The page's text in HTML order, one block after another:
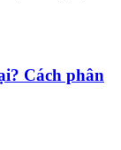
Cách phân